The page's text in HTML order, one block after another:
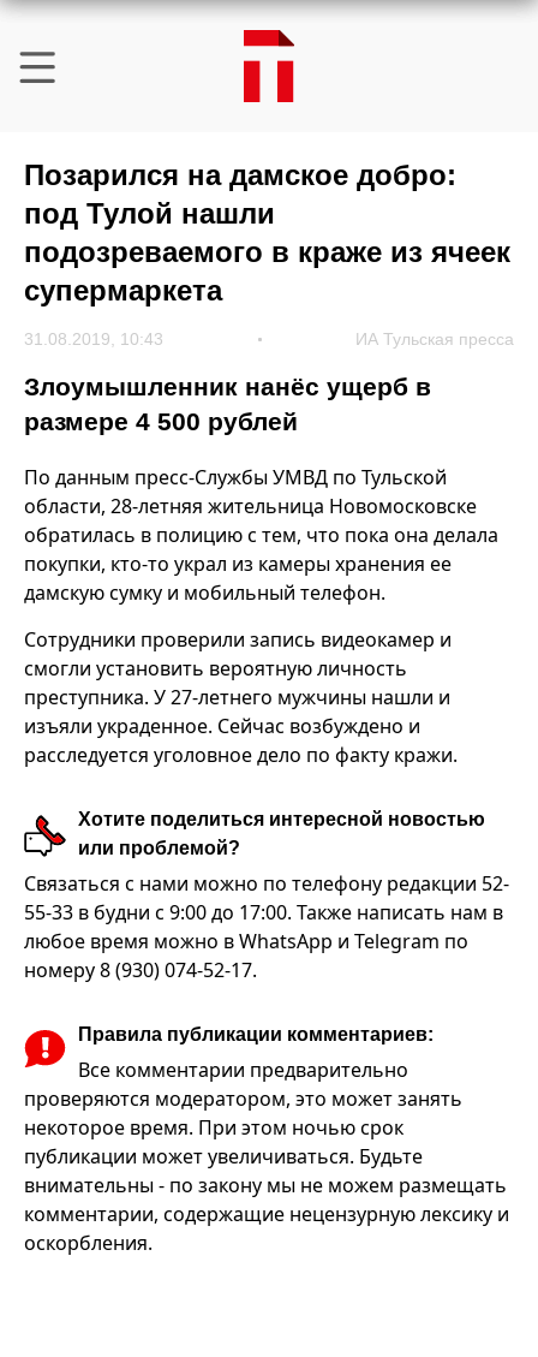
Позарился на дамское добро:
под Тулой нашли
подозреваемого в краже из ячеек
супермаркета
31.08.2019, 10:43 ИА Тульская пресса
Злоумышленник нанёс ущерб в
размере 4 500 рублей
По данным пресс-Службы УМВД по Тульской
области, 28-летняя жительница Новомосковске
обратилась в полицию с тем, что пока она делала
покупки, кто-то украл из камеры хранения ее
дамскую сумку и мобильный телефон.
Сотрудники проверили запись видеокамер и
смогли установить вероятную личность
преступника. У 27-летнего мужчины нашли и
изъяли украденное. Сейчас возбуждено и
расследуется уголовное дело по факту кражи.
Хотите поделиться интересной новостью
или проблемой?
Связаться с нами можно по телефону редакции 52-
55-33 в будни с 9:00 до 17:00. Также написать нам в
любое время можно в WhatsApp и Telegram по
номеру 8 (930) 074-52-17.
Правила публикации комментариев:
Все комментарии предварительно
проверяются модератором, это может занять
некоторое время. При этом ночью срок
публикации может увеличиваться. Будьте
внимательны - по закону мы не можем размещать
комментарии, содержащие нецензурную лексику и
оскорбления.